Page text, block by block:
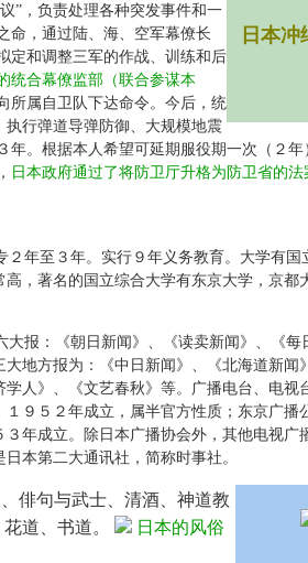
日本冲
”，负责处理各种突发事件和一
命，通过陆、海、空军幕僚长
定和调整三军的作战、训练和后
统合幕僚监部（联合参谋本
所属自卫队下达命令。今后，统
执行弹道导弹防御、大规模地震
。根据本人希望可延期服役期一次（２
日本政府通过了将防卫厅升格为防卫省的
年至３年。实行９年义务教育。大学有国
，著名的国立综合大学有东京大学，京都
报：《朝日新闻》、《读卖新闻》、《每
地方报为：《中日新闻》、《北海道新闻
人》、《文艺春秋》等。广播电台、电视
９５２年成立，属半官方性质；东京广播
年成立。除日本广播协会外，其他电视广
本第二大通讯社，简称时事社。
俳句与武士、清酒、神道教
道、书道。
日本的风俗